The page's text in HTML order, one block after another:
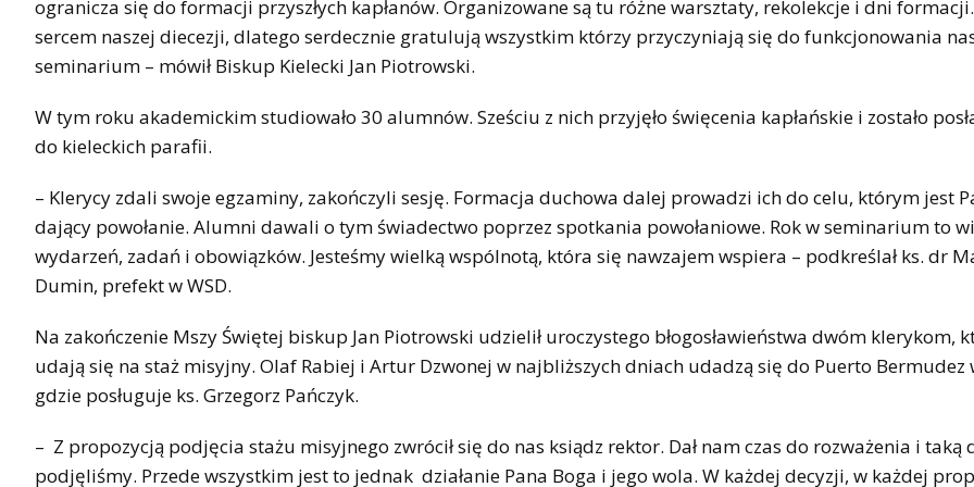
ogranicza się do formacji przyszłych kapłanów. Organizowane są tu różne warsztaty, rekolekcje i dni
sercem naszej diecezji, dlatego serdecznie gratulują wszystkim którzy przyczyniają się do funkcjonowania
seminarium – mówił Biskup Kielecki Jan Piotrowski.
W tym roku akademickim studiowało 30 alumnów. Sześciu z nich przyjęło święcenia kapłańskie i zostało
do kieleckich parafii.
– Klerycy zdali swoje egzaminy, zakończyli sesję. Formacja duchowa dalej prowadzi ich do celu, którym jest
dający powołanie. Alumni dawali o tym świadectwo poprzez spotkania powołaniowe. Rok w seminarium to
wydarzeń, zadań i obowiązków. Jesteśmy wielką wspólnotą, która się nawzajem wspiera – podkreślał ks. dr
Dumin, prefekt w WSD.
Na zakończenie Mszy Świętej biskup Jan Piotrowski udzielił uroczystego błogosławieństwa dwóm klerykom,
udają się na staż misyjny. Olaf Rabiej i Artur Dzwonej w najbliższych dniach udadzą się do Puerto Bermudez
gdzie posługuje ks. Grzegorz Pańczyk.
– Z propozycją podjęcia stażu misyjnego zwrócił się do nas ksiądz rektor. Dał nam czas do rozważenia i taką
podjęliśmy. Przede wszystkim jest to jednak działanie Pana Boga i jego wola. W każdej decyzji, w każdej